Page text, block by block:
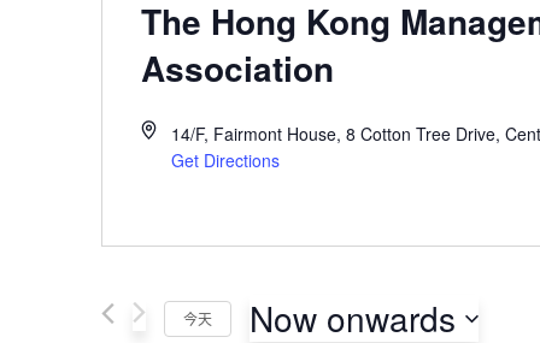
The Hong Kong
Association
14/F, Fairmont House, 8 Cotton Tree Drive,
Get Directions
今天 Now onwards